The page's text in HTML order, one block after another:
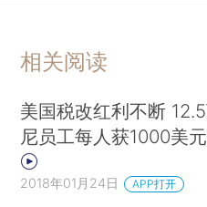
相关阅读
美国税改红利不断
尼员工每人获1000美
2018年01月24日 APP打开